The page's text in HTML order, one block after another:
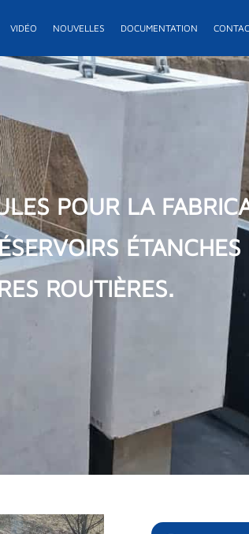
Entreprise
VIDÉO NOUVELLES DOCUMENTATION
EN
POUR LA
ROUTIÈRES.